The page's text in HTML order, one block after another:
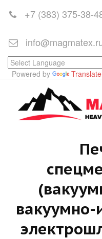
+7 (383) 375-38-
Powered by Translate